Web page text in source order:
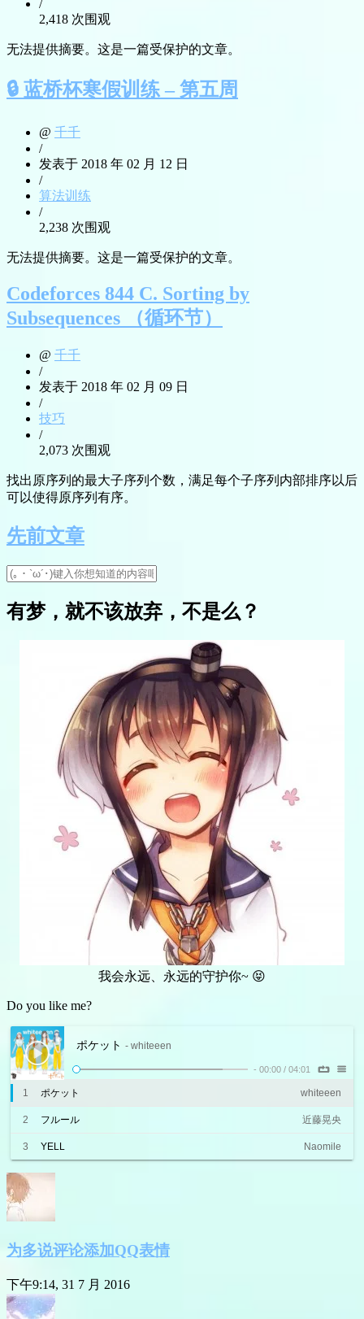
/
2,418 次围观
无法提供摘要。这是一篇受保护的文章。
🔒 蓝桥杯寒假训练 – 第五周
@ 千千
/
发表于 2018 年 02 月 12 日
/
算法训练
/
2,238 次围观
无法提供摘要。这是一篇受保护的文章。
Codeforces 844 C. Sorting by
Subsequences （循环节）
@ 千千
/
发表于 2018 年 02 月 09 日
/
技巧
/
2,073 次围观
找出原序列的最大子序列个数，满足每个子序列内部排序以后
可以使得原序列有序。
先前文章
有梦，就不该放弃，不是么？
我会永远、永远的守护你~ 😝
Do you like me?
ポケット - whiteeen
- 00:00 / 04:01
1 ポケット whiteeen
2 フルール 近藤晃央
3 YELL Naomile
为多说评论添加QQ表情
下午9:14, 31 7 月 2016